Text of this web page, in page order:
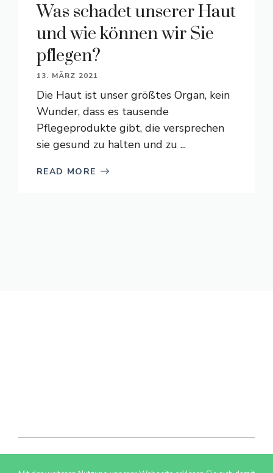
Was schadet unserer Haut
und wie können wir Sie
pflegen?
13. MÄRZ 2021
Die Haut ist unser größtes Organ, kein
Wunder, dass es tausende
Pflegeprodukte gibt, die versprechen
sie gesund zu halten und zu ...
READ MORE